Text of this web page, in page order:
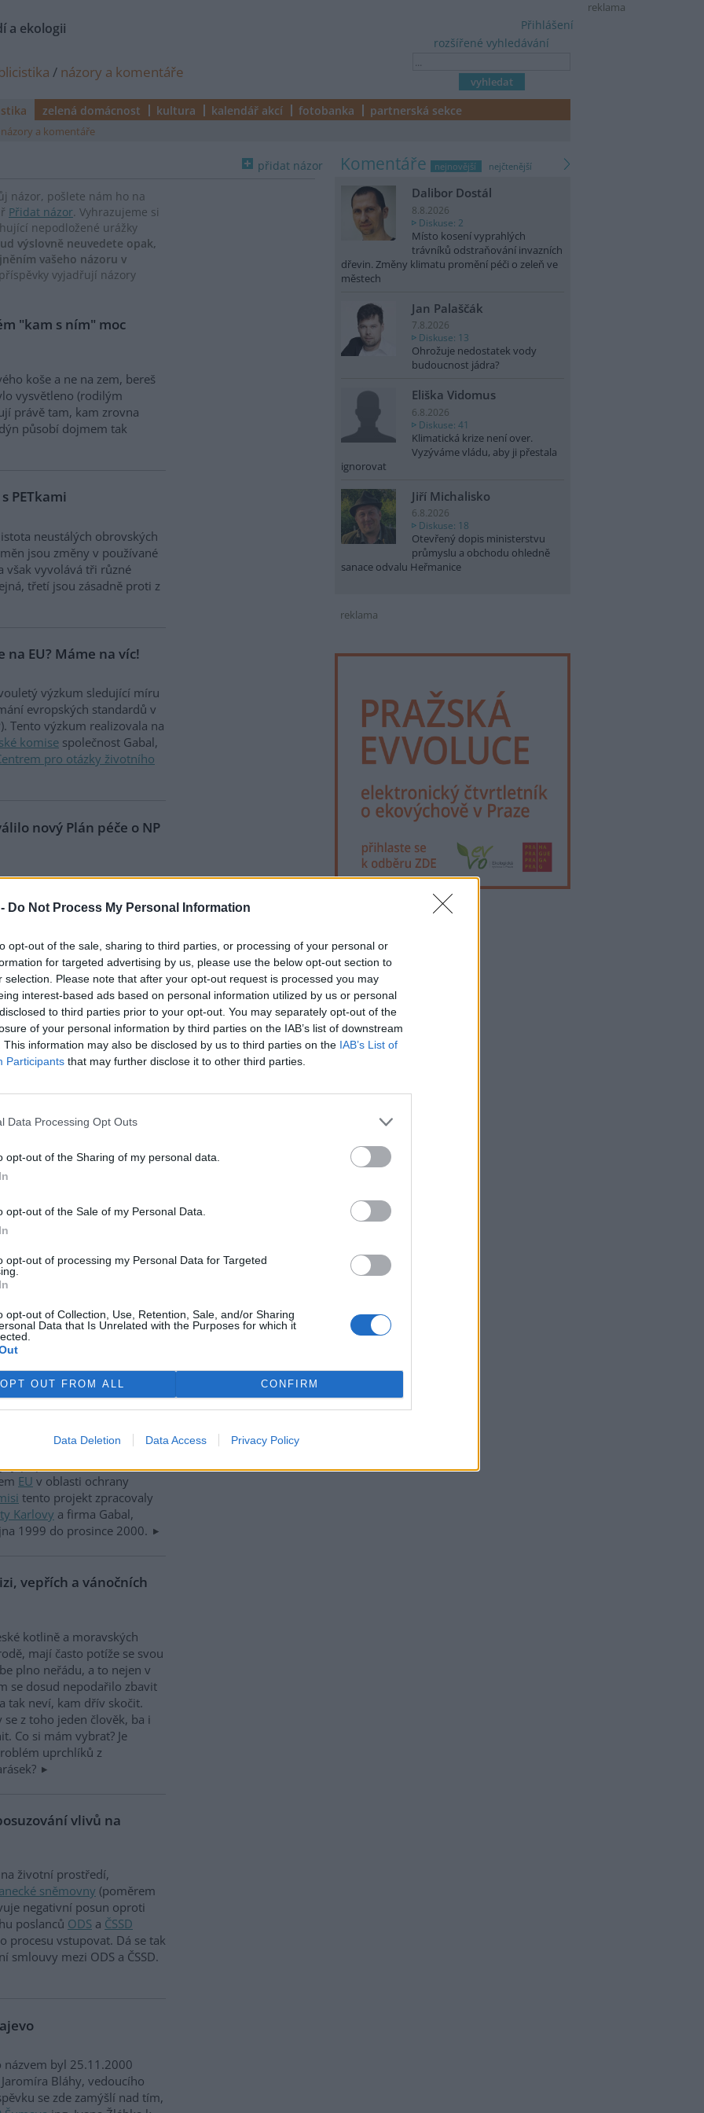
Do Not Process My Personal Information
opt-out of the sale, sharing to third parties, or processing of your personal or
for targeted advertising by us, please use the below opt-out section to
selection. Please note that after your opt-out request is processed you may
interest-based ads based on personal information utilized by us or personal
to third parties prior to your opt-out. You may separately opt-out of the
of your personal information by third parties on the IAB’s list of downstream
This information may also be disclosed by us to third parties on the IAB’s List of
Participants that may further disclose it to other third parties.
Data Processing Opt Outs
opt-out of the Sharing of my personal data.
opt-out of the Sale of my Personal Data.
opt-out of processing my Personal Data for Targeted
opt-out of Collection, Use, Retention, Sale, and/or Sharing
Data that Is Unrelated with the Purposes for which it
OPT OUT FROM ALL CONFIRM
Data Deletion Data Access Privacy Policy
reklama
a ekologii
/ názory a komentáře
rozšířené vyhledávání
Přihlášení
zelená domácnost kultura kalendář akcí fotobanka partnerská sekce
názory a komentáře
přidat názor
názor, pošlete nám ho na
Přidat názor. Vyhrazujeme si
nepodložené urážky
výslovně neuvedete opak,
vašeho názoru v
vyjadřují názory
"kam s ním" moc
koše a ne na zem, bereš
vysvětleno (rodilým
právě tam, kam zrovna
působí dojmem tak
PETkami
neustálých obrovských
jsou změny v používané
však vyvolává tři různé
třetí jsou zásadně proti z
EU? Máme na víc!
výzkum sledující míru
evropských standardů v
Tento výzkum realizovala na
komise společnost Gabal,
pro otázky životního
nový Plán péče o NP
v šumavských lesích jsou
doma!
praxí je spalování
kotlích. Nejde o nový jev,
cen zdrojů energie
televizi jadernou
je ve skutečnosti vztah
by se mohl velice osudově
o důležitých
ohrožení státu, popřípadě
katastrofách. Velice
obyvatelstva při poruchách
se mohl projevit třeba i v
jen část
však k těm
sdělování informací
životní prostředí: roste
okrajovost problematiky
politických subjektů a
ekonomického
připravenosti ČR na
EU v oblasti ochrany
tento projekt zpracovaly
Karlovy a firma Gabal,
1999 do prosince 2000.
vepřích a vánočních
kotlině a moravských
mají často potíže se svou
plno neřádu, a to nejen v
se dosud nepodařilo zbavit
tak neví, kam dřív skočit.
z toho jeden člověk, ba i
Co si mám vybrat? Je
uprchlíků z
vlivů na
životní prostředí,
sněmovny (poměrem
negativní posun oproti
poslanců ODS a ČSSD
procesu vstupovat. Dá se tak
smlouvy mezi ODS a ČSSD.
názvem byl 25.11.2000
Bláhy, vedoucího
se zde zamýšlí nad tím,
komentáře nejnovější nejčtenější
Dalibor Dostál
8.8.2026
Diskuse: 2
Místo kosení vyprahlých
trávníků odstraňování invazních
dřevin. Změny klimatu promění péči o zeleň ve
městech
Jan Palaščák
7.8.2026
Diskuse: 13
Ohrožuje nedostatek vody
budoucnost jádra?
Eliška Vidomus
6.8.2026
Diskuse: 41
Klimatická krize není over.
Vyzýváme vládu, aby ji přestala
ignorovat
Jiří Michalisko
6.8.2026
Diskuse: 18
Otevřený dopis ministerstvu
průmyslu a obchodu ohledně
sanace odvalu Heřmanice
reklama